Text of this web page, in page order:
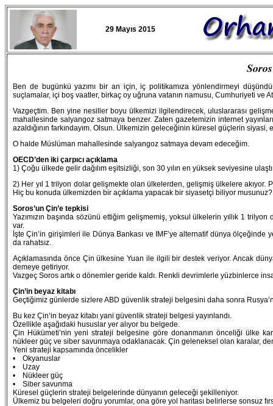
29 Mayıs 2015
Ben de bugünkü yazımı bir an için, iç politikamıza yönlendirmeyi
suçlamalar, içi boş vaatler, birkaç oy uğruna vatanın namusu, Cumhuriyeti ve
Vazgeçtim. Ben yine nesiller boyu ülkemizi ilgilendirecek, uluslararası
mahallesinde salyangoz satmaya benzer. Zaten gazetemizin internet
azaldığının farkındayım. Olsun. Ülkemizin geleceğinin küresel güçlerin
O halde Müslüman mahallesinde salyangoz satmaya devam edeceğim.
OECD’den iki çarpıcı açıklama
1) Çoğu ülkede gelir dağılım eşitsizliği, son 30 yılın en yüksek seviyesine
2) Her yıl 1 trilyon dolar gelişmekte olan ülkelerden, gelişmiş ülkelere akıyor.
Hiç bu konuda ülkemizden bir açıklama yapacak bir siyasetçi biliyor musunuz?
Soros’un Çin’e tepkisi
Yazımızın başında sözünü ettiğim gelişmemiş, yoksul ülkelerin yıllık 1
var.
İşte Çin’in girişimleri ile Dünya Bankası ve IMF’ye alternatif dünya ölçeğinde
da rahatsız.
Açıklamasında önce Çin ülkesine Yuan ile ilgili bir destek veriyor. Ancak
demeye getiriyor.
Vazgeç Soros artık o dönemler geride kaldı. Renkli devrimlerle yüzbinlerce
Çin’in beyaz kitabı
Geçtiğimiz günlerde sizlere ABD güvenlik strateji belgesini daha sonra
Bu kez Çin’in beyaz kitabı yani güvenlik strateji belgesi yayınlandı.
Özellikle aşağıdaki hususlar yer alıyor bu belgede.
Çin Hükümeti’nin yeni strateji belgesine göre donanmanın önceliği ülke
nükleer güç ve siber savunmaya odaklanacak. Çin geleneksel olan karalar,
Yeni strateji kapsamında öncelikler
• Okyanuslar
• Uzay
• Nükleer güç
• Siber savunma
Küresel güçlerin strateji belgelerinde dünyanın geleceği şekilleniyor.
Ülkemiz bu belgeleri doğru yorumlar, ona göre yol haritası belirlerse sonsuz